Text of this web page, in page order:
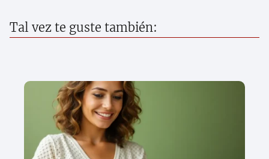
Tal vez te guste también: